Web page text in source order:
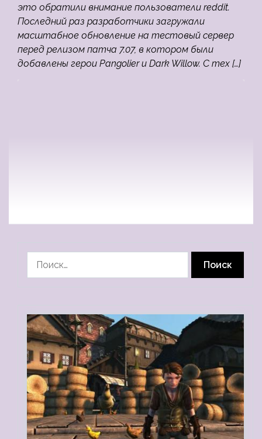
это обратили внимание пользователи reddit.
Последний раз разработчики загружали
масштабное обновление на тестовый сервер
перед релизом патча 7.07, в котором были
добавлены герои Pangolier и Dark Willow. С тех […]